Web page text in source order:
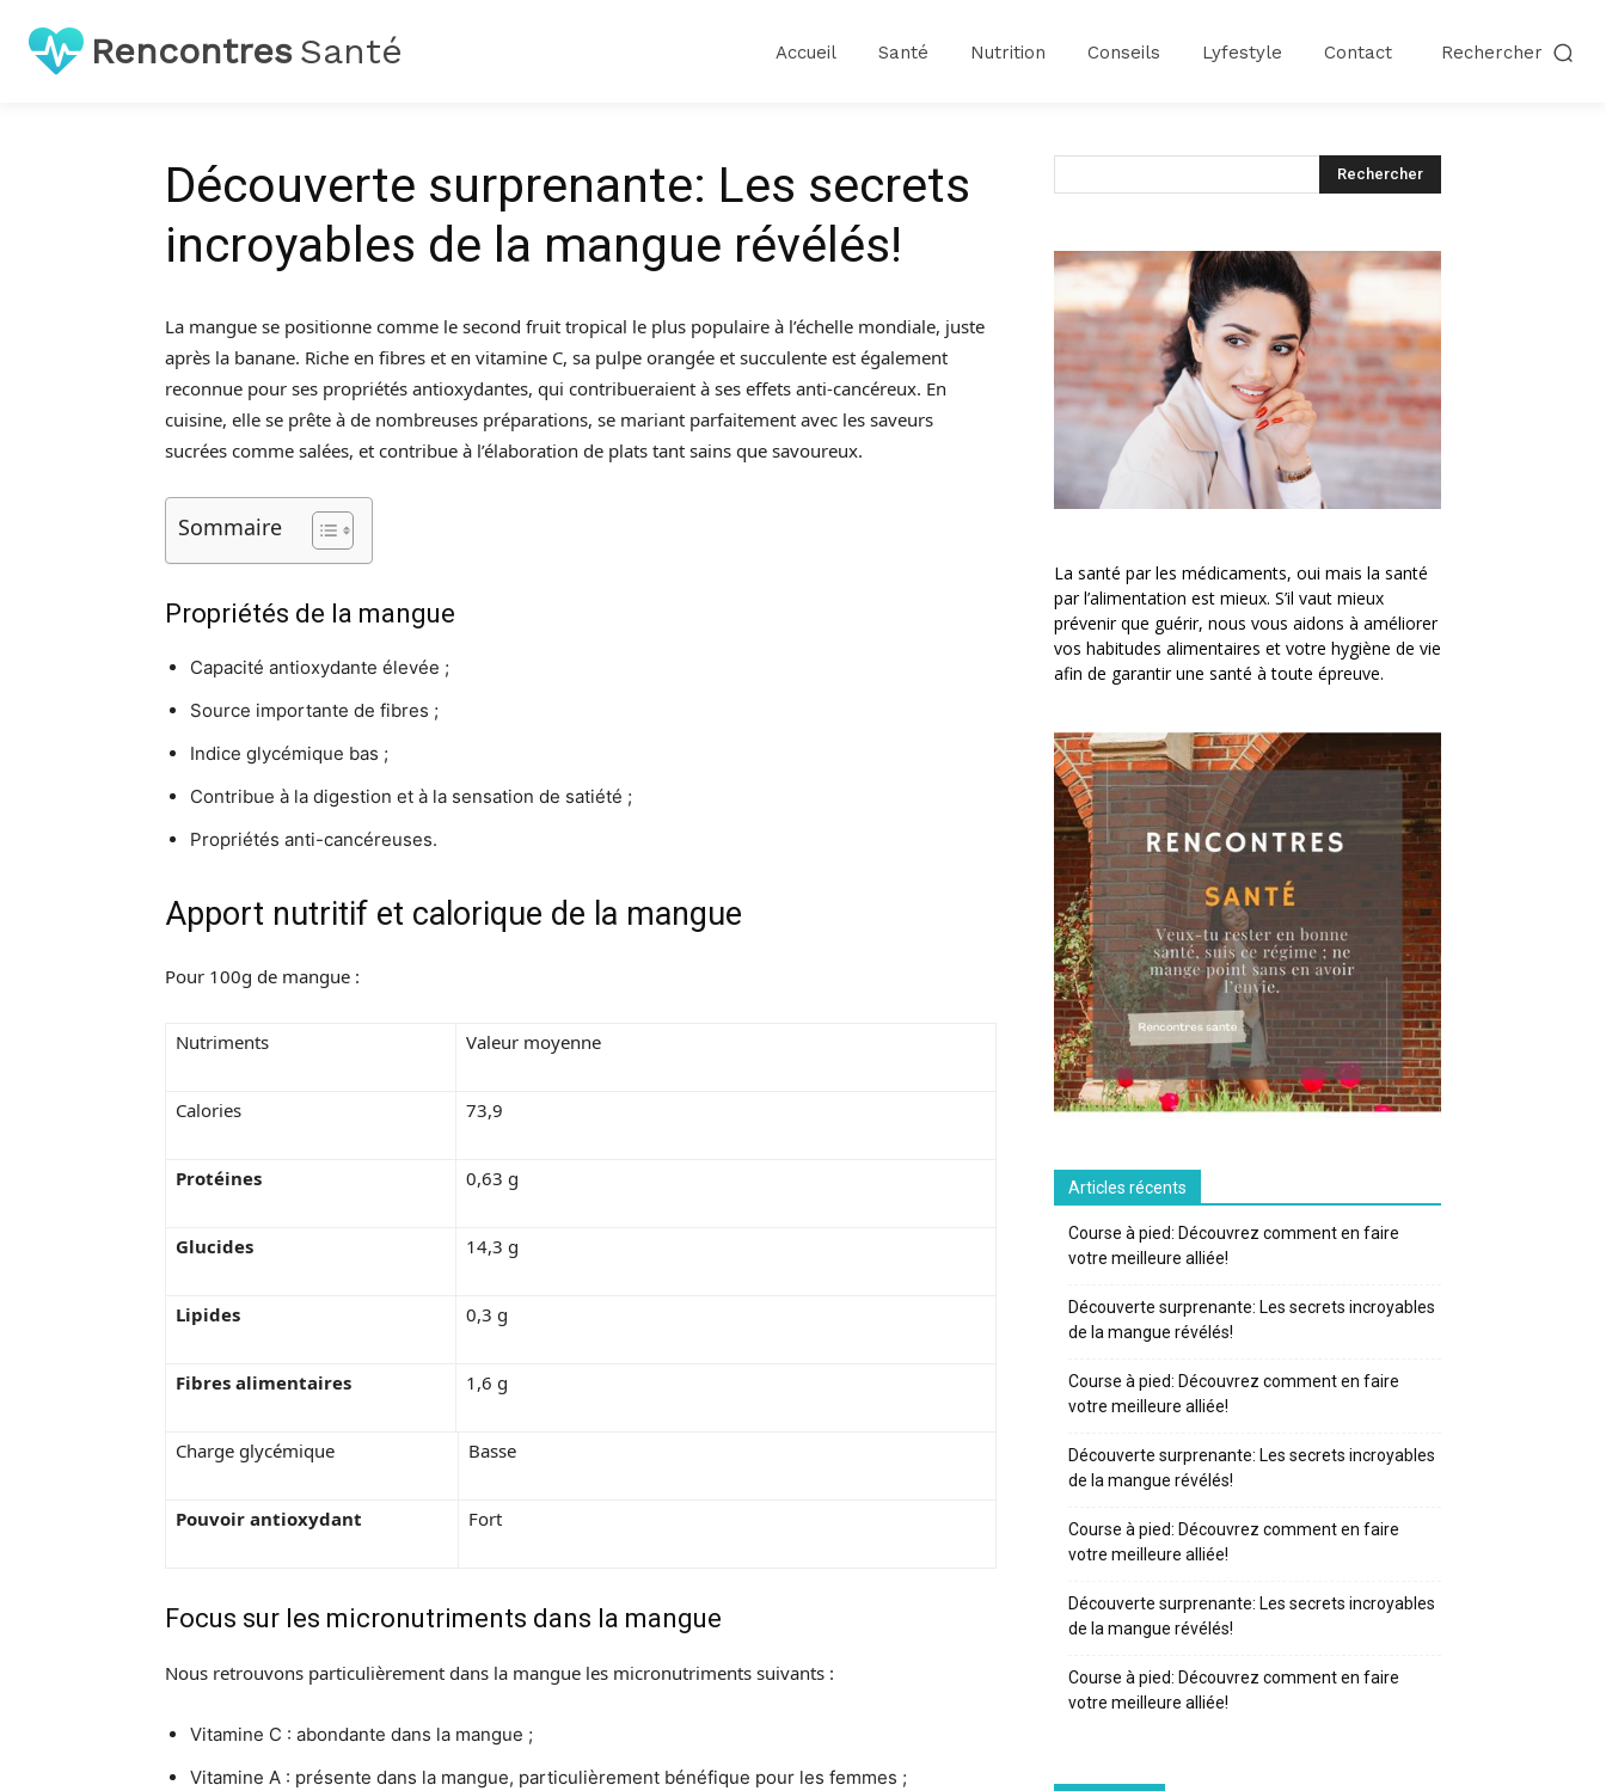
Rencontres Santé Accueil Santé Nutrition Conseils Lyfestyle Contact Rechercher
Découverte surprenante: Les secrets
incroyables de la mangue révélés!
La mangue se positionne comme le second fruit tropical le plus populaire à l’échelle mondiale, juste
après la banane. Riche en fibres et en vitamine C, sa pulpe orangée et succulente est également
reconnue pour ses propriétés antioxydantes, qui contribueraient à ses effets anti-cancéreux. En
cuisine, elle se prête à de nombreuses préparations, se mariant parfaitement avec les saveurs
sucrées comme salées, et contribue à l’élaboration de plats tant sains que savoureux.
Sommaire
Propriétés de la mangue
Capacité antioxydante élevée ;
Source importante de fibres ;
Indice glycémique bas ;
Contribue à la digestion et à la sensation de satiété ;
Propriétés anti-cancéreuses.
Apport nutritif et calorique de la mangue
Pour 100g de mangue :
Nutriments Valeur moyenne
Calories 73,9
Protéines 0,63 g
Glucides 14,3 g
Lipides 0,3 g
Fibres alimentaires 1,6 g
Charge glycémique Basse
Pouvoir antioxydant Fort
Focus sur les micronutriments dans la mangue
Nous retrouvons particulièrement dans la mangue les micronutriments suivants :
Vitamine C : abondante dans la mangue ;
Vitamine A : présente dans la mangue, particulièrement bénéfique pour les femmes ;
La santé par les médicaments, oui mais la santé
par l’alimentation est mieux. S’il vaut mieux
prévenir que guérir, nous vous aidons à améliorer
vos habitudes alimentaires et votre hygiène de vie
afin de garantir une santé à toute épreuve.
Articles récents
Course à pied: Découvrez comment en faire
votre meilleure alliée!
Découverte surprenante: Les secrets incroyables
de la mangue révélés!
Course à pied: Découvrez comment en faire
votre meilleure alliée!
Découverte surprenante: Les secrets incroyables
de la mangue révélés!
Course à pied: Découvrez comment en faire
votre meilleure alliée!
Découverte surprenante: Les secrets incroyables
de la mangue révélés!
Course à pied: Découvrez comment en faire
votre meilleure alliée!